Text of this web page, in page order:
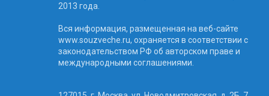
2013 года.
Вся информация, размещенная на веб-сайте
www.souzveche.ru, охраняется в соответствии с
законодательством РФ об авторском праве и
международными соглашениями.